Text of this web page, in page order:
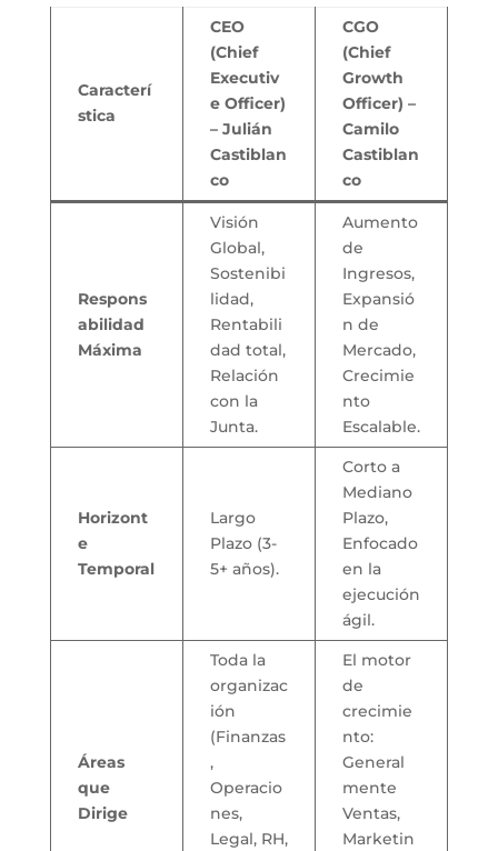
Caracterí
stica
CEO
(Chief
Executiv
e Officer)
– Julián
Castiblan
co
CGO
(Chief
Growth
Officer) –
Camilo
Castiblan
co
Respons
abilidad
Máxima
Visión
Global,
Sostenibi
lidad,
Rentabili
dad total,
Relación
con la
Junta.
Aumento
de
Ingresos,
Expansió
n de
Mercado,
Crecimie
nto
Escalable.
Horizont
e
Temporal
Largo
Plazo (3-
5+ años).
Corto a
Mediano
Plazo,
Enfocado
en la
ejecución
ágil.
Áreas
que
Dirige
Toda la
organizac
ión
(Finanzas
,
Operacio
nes,
Legal, RH,
El motor
de
crecimie
nto:
General
mente
Ventas,
Marketin